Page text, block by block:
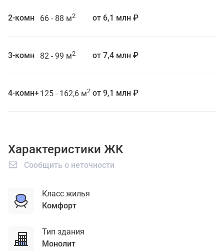
2-комн 66 - 88 м2 от 6,1 млн ₽
3-комн 82 - 99 м2 от 7,4 млн ₽
4-комн+125 - 162,6 м2 от 9,1 млн ₽
Характеристики ЖК
Сообщить о неточности
Класс жилья
комфорт
Тип здания
монолит